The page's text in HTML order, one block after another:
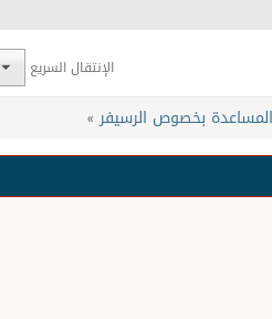
الإنتقال السريع
بخصوص الرسيفر »